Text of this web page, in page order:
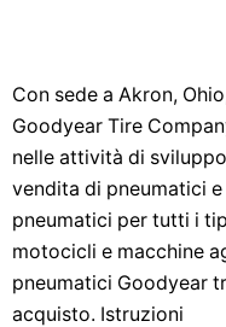
Con sede a Akron,
Goodyear Tire
nelle attività di
vendita di pneumatici
pneumatici per tutti i
motocicli e macchine
pneumatici Goodyear
acquisto. Istruzioni